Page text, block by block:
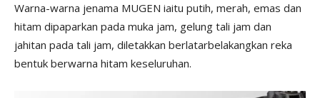
Warna-warna jenama MUGEN iaitu putih, merah, emas dan
hitam dipaparkan pada muka jam, gelung tali jam dan
jahitan pada tali jam, diletakkan berlatarbelakangkan reka
bentuk berwarna hitam keseluruhan.